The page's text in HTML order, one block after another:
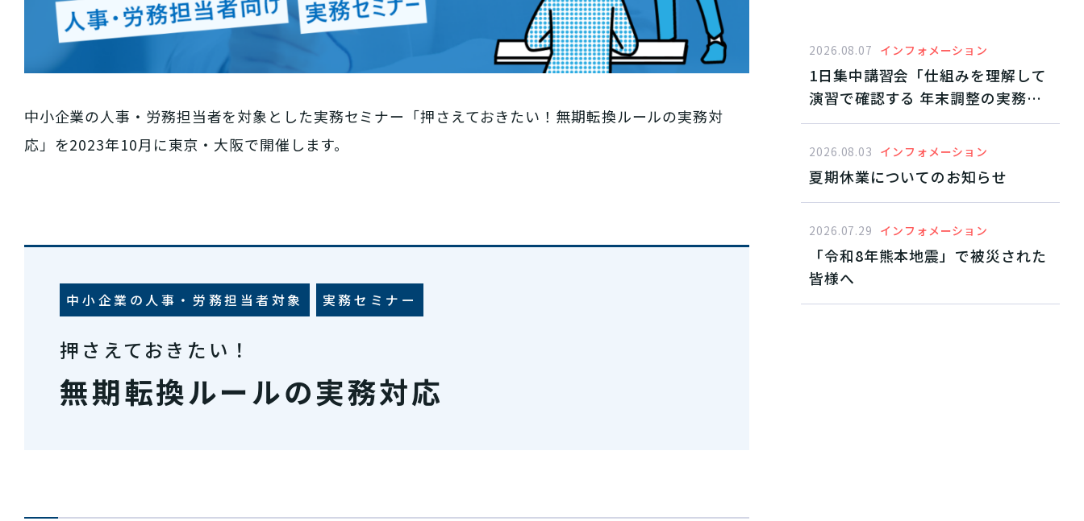
中小企業の人事・労務担当者を対象とした実務セミナー「押さえておきたい！無期転換ルールの実務対
応」を2023年10月に東京・大阪で開催します。
中小企業の人事・労務担当者対象 実務セミナー
押さえておきたい！
無期転換ルールの実務対応
2026.08.07 インフォメーション
1日集中講習会「仕組みを理解して
演習で確認する 年末調整の実務と
すすめ方」2026年10月東京開催・
11月オンデマンド配信
2026.08.03 インフォメーション
夏期休業についてのお知らせ
2026.07.29 インフォメーション
「令和8年熊本地震」で被災された
皆様へ